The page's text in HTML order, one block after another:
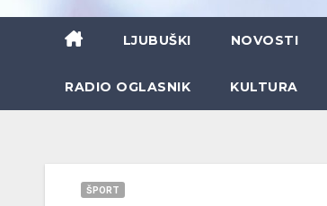
LJUBUŠKI NOVOSTI
RADIO OGLASNIK KULTURA
ŠPORT